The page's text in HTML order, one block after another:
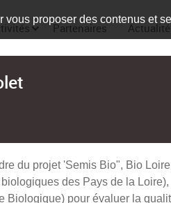
Partenaires
du projet 'Semis Bio", Bio
biologiques des Pays de la
Biologique) pour évaluer la
proposer des contenus et